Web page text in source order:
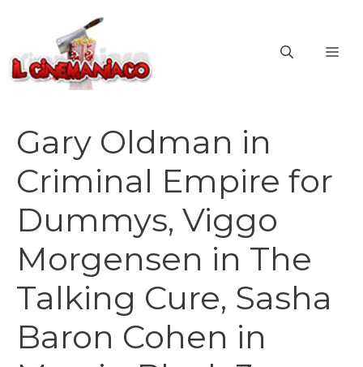
contenuto
Gary Oldman in
Criminal Empire for
Dummys, Viggo
Morgensen in The
Talking Cure, Sasha
Baron Cohen in